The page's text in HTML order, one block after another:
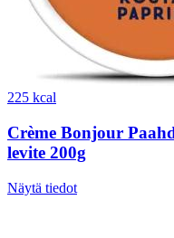
225 kcal
Crème Bonjour
levite 200g
Näytä tiedot